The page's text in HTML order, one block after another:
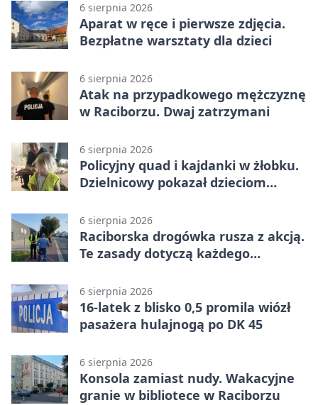
6 sierpnia 2026
Aparat w ręce i pierwsze zdjęcia.
Bezpłatne warsztaty dla dzieci
6 sierpnia 2026
Atak na przypadkowego mężczyznę
w Raciborzu. Dwaj zatrzymani
6 sierpnia 2026
Policyjny quad i kajdanki w żłobku.
Dzielnicowy pokazał dzieciom
6 sierpnia 2026
Raciborska drogówka rusza z akcją.
Te zasady dotyczą każdego
6 sierpnia 2026
16-latek z blisko 0,5 promila wiózł
pasażera hulajnogą po DK 45
6 sierpnia 2026
Konsola zamiast nudy. Wakacyjne
granie w bibliotece w Raciborzu